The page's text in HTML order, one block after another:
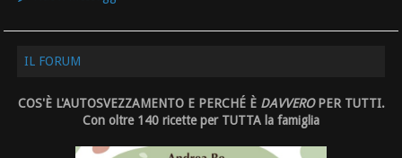
IL FORUM
COS'È L'AUTOSVEZZAMENTO E PERCHÉ È DAVVEROPER TUTTI.
Con oltre 140 ricette per TUTTA la famiglia